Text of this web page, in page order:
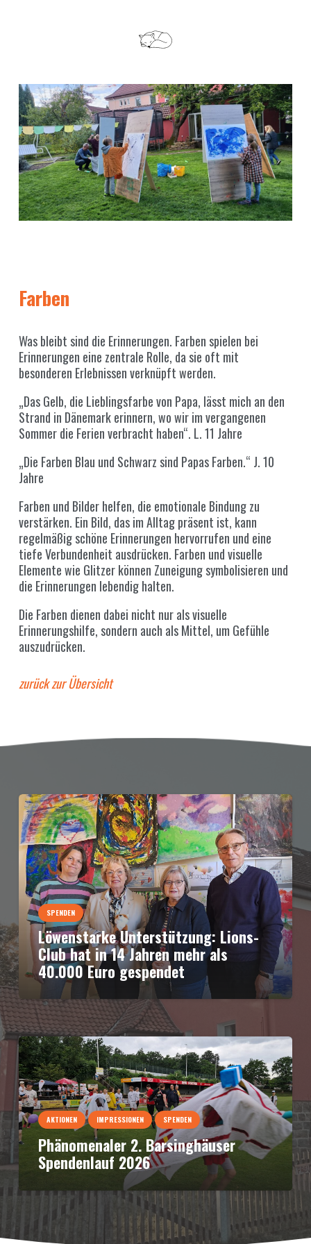
Farben
Was bleibt sind die Erinnerungen. Farben spielen bei
Erinnerungen eine zentrale Rolle, da sie oft mit
besonderen Erlebnissen verknüpft werden.
„Das Gelb, die Lieblingsfarbe von Papa, lässt mich an den
Strand in Dänemark erinnern, wo wir im vergangenen
Sommer die Ferien verbracht haben“. L. 11 Jahre
„Die Farben Blau und Schwarz sind Papas Farben.“ J. 10
Jahre
Farben und Bilder helfen, die emotionale Bindung zu
verstärken. Ein Bild, das im Alltag präsent ist, kann
regelmäßig schöne Erinnerungen hervorrufen und eine
tiefe Verbundenheit ausdrücken. Farben und visuelle
Elemente wie Glitzer können Zuneigung symbolisieren und
die Erinnerungen lebendig halten.
Die Farben dienen dabei nicht nur als visuelle
Erinnerungshilfe, sondern auch als Mittel, um Gefühle
auszudrücken.
zurück zur Übersicht
SPENDEN
Löwenstarke Unterstützung: Lions-
Club hat in 14 Jahren mehr als
40.000 Euro gespendet
AKTIONEN IMPRESSIONEN SPENDEN
Phänomenaler 2. Barsinghäuser
Spendenlauf 2026